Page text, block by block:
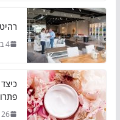
4 ביולי 2025
26 ביוני 2025